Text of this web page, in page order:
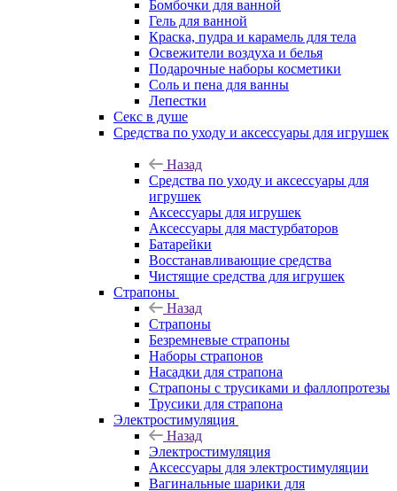
Бомбочки для ванной
Гель для ванной
Краска, пудра и карамель для тела
Освежители воздуха и белья
Подарочные наборы косметики
Соль и пена для ванны
Лепестки
Секс в душе
Средства по уходу и аксессуары для игрушек
Назад
Средства по уходу и аксессуары для
игрушек
Аксессуары для игрушек
Аксессуары для мастурбаторов
Батарейки
Восстанавливающие средства
Чистящие средства для игрушек
Страпоны
Назад
Страпоны
Безремневые страпоны
Наборы страпонов
Насадки для страпона
Страпоны с трусиками и фаллопротезы
Трусики для страпона
Электростимуляция
Назад
Электростимуляция
Аксессуары для электростимуляции
Вагинальные шарики для